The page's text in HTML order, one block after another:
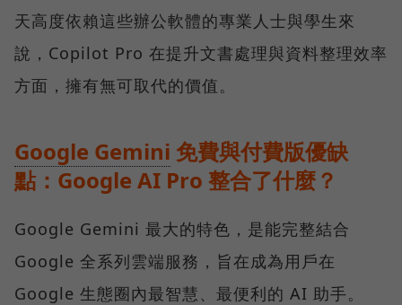
天高度依賴這些辦公軟體的專業人士與學生來
說，Copilot Pro 在提升文書處理與資料整理效率
方面，擁有無可取代的價值。
Google Gemini 免費與付費版優缺
點：Google AI Pro 整合了什麼？
Google Gemini 最大的特色，是能完整結合
Google 全系列雲端服務，旨在成為用戶在
Google 生態圈內最智慧、最便利的 AI 助手。